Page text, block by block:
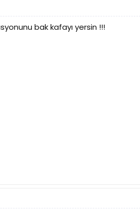
bak kafayı yersin !!!